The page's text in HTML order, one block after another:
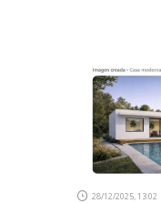
28/12/2025, 13:02